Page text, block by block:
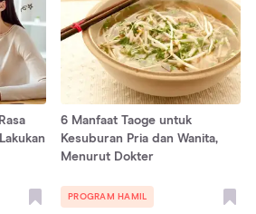
6 Manfaat Taoge untuk
Kesuburan Pria dan Wanita,
Menurut Dokter
PROGRAM HAMIL